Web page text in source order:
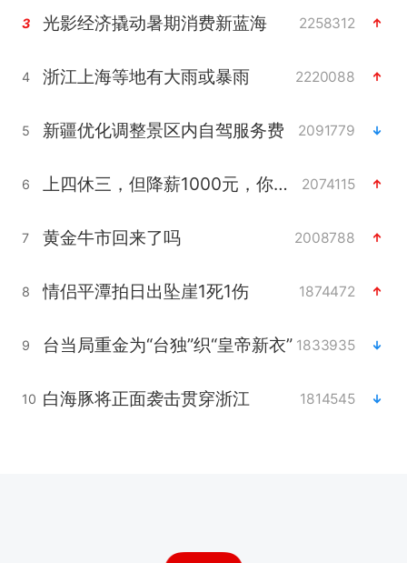
3 光影经济撬动暑期消费新蓝海 2258312
4 浙江上海等地有大雨或暴雨 2220088
5 新疆优化调整景区内自驾服务费 2091779
6 上四休三，但降薪1000元，你接受吗？ 2074115
7 黄金牛市回来了吗 2008788
8 情侣平潭拍日出坠崖1死1伤 1874472
9 台当局重金为“台独”织“皇帝新衣” 1833935
10 白海豚将正面袭击贯穿浙江 1814545